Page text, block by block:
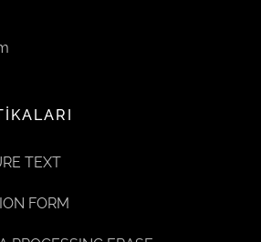
TEXT
FORM